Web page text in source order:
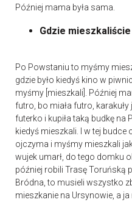
Później mama była sama.
Gdzie
Po Powstaniu to myśmy
gdzie było kiedyś kino w
myśmy [mieszkali]. Później
futro, bo miała futro, karakuły
futerko i kupiła taką budkę
kiedyś mieszkali. I w tej budce
ojczyma i myśmy mieszkali
wujek umarł, do tego domku
później robili Trasę Toruńską
Bródna, to musieli wszystko
mieszkanie na Ursynowie, a ja